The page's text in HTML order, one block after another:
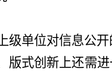
级单位对信息公
版式创新上还需